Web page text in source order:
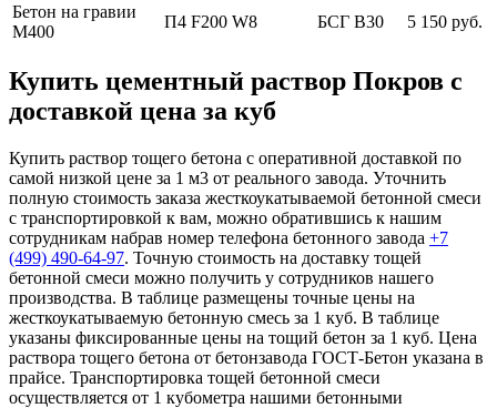
Бетон на гравии
М400
П4 F200 W8 БСГ В30 5 150 руб.
Купить цементный раствор Покров с
доставкой цена за куб
Купить раствор тощего бетона с оперативной доставкой по
самой низкой цене за 1 м3 от реального завода. Уточнить
полную стоимость заказа жесткоукатываемой бетонной смеси
с транспортировкой к вам, можно обратившись к нашим
сотрудникам набрав номер телефона бетонного завода +7
(499) 490-64-97. Точную стоимость на доставку тощей
бетонной смеси можно получить у сотрудников нашего
производства. В таблице размещены точные цены на
жесткоукатываемую бетонную смесь за 1 куб. В таблице
указаны фиксированные цены на тощий бетон за 1 куб. Цена
раствора тощего бетона от бетонзавода ГОСТ-Бетон указана в
прайсе. Транспортировка тощей бетонной смеси
осуществляется от 1 кубометра нашими бетонными